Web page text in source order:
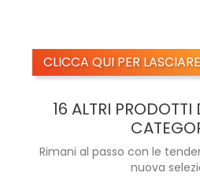
CLICCA QUI PER
16 ALTRI PRODOTTI
Rimani al passo con le
nuova